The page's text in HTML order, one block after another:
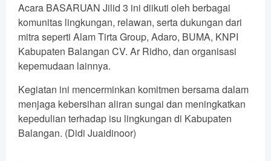
Acara BASARUAN Jilid 3 ini diikuti oleh berbagai
komunitas lingkungan, relawan, serta dukungan dari
mitra seperti Alam Tirta Group, Adaro, BUMA, KNPI
Kabupaten Balangan CV. Ar Ridho, dan organisasi
kepemudaan lainnya.
Kegiatan ini mencerminkan komitmen bersama dalam
menjaga kebersihan aliran sungai dan meningkatkan
kepedulian terhadap isu lingkungan di Kabupaten
Balangan. (Didi Juaidinoor)